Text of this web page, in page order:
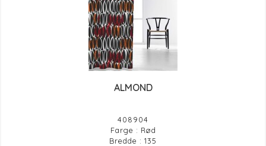
ALMOND
408904
Farge : Rød
Bredde : 135